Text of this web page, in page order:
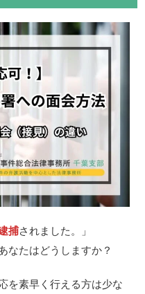
捕されました。」
なたはどうしますか？
を素早く行える方は少な